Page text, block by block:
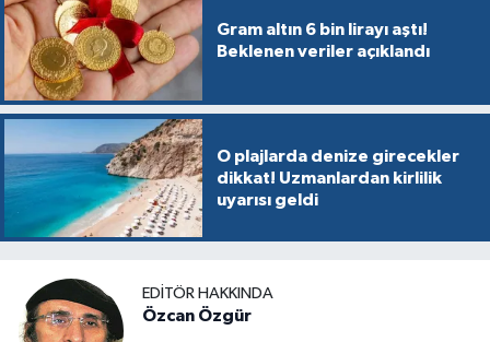
Gram altın 6 bin lirayı aştı!
Beklenen veriler açıklandı
O plajlarda denize girecekler
dikkat! Uzmanlardan kirlilik
uyarısı geldi
EDITÖR HAKKINDA
Özcan Özgür